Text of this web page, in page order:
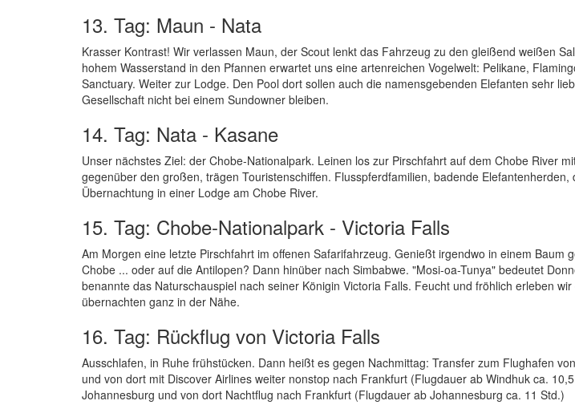
13. Tag: Maun - Nata
Krasser Kontrast! Wir verlassen Maun, der Scout lenkt das Fahrzeug zu den gleißend weißen
hohem Wasserstand in den Pfannen erwartet uns eine artenreichen Vogelwelt: Pelikane,
Sanctuary. Weiter zur Lodge. Den Pool dort sollen auch die namensgebenden Elefanten sehr
Gesellschaft nicht bei einem Sundowner bleiben.
14. Tag: Nata - Kasane
Unser nächstes Ziel: der Chobe-Nationalpark. Leinen los zur Pirschfahrt auf dem Chobe River
gegenüber den großen, trägen Touristenschiffen. Flusspferdfamilien, badende Elefantenherden,
Übernachtung in einer Lodge am Chobe River.
15. Tag: Chobe-Nationalpark - Victoria Falls
Am Morgen eine letzte Pirschfahrt im offenen Safarifahrzeug. Genießt irgendwo in einem Baum
Chobe ... oder auf die Antilopen? Dann hinüber nach Simbabwe. "Mosi-oa-Tunya" bedeutet
benannte das Naturschauspiel nach seiner Königin Victoria Falls. Feucht und fröhlich erleben
übernachten ganz in der Nähe.
16. Tag: Rückflug von Victoria Falls
Ausschlafen, in Ruhe frühstücken. Dann heißt es gegen Nachmittag: Transfer zum Flughafen
und von dort mit Discover Airlines weiter nonstop nach Frankfurt (Flugdauer ab Windhuk ca.
Johannesburg und von dort Nachtflug nach Frankfurt (Flugdauer ab Johannesburg ca. 11 Std.)